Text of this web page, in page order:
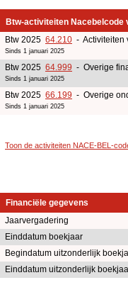
Btw-activiteiten Nacebelcode
Btw 2025 64.210 - Activiteiten
Sinds 1 januari 2025
Btw 2025 64.999 - Overige
Sinds 1 januari 2025
Btw 2025 66.199 - Overige
Sinds 1 januari 2025
Toon de activiteiten NACE-BEL-
Financiële gegevens
Jaarvergadering
Einddatum boekjaar
Begindatum uitzonderlijk
Einddatum uitzonderlijk